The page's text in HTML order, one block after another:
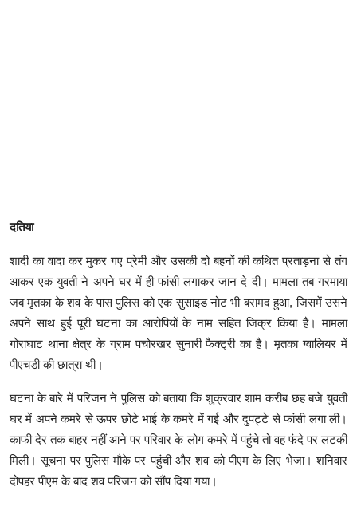
दतिया
शादी का वादा कर मुकर गए प्रेमी और उसकी दो बहनों की कथित प्रताड़ना से तंग
आकर एक युवती ने अपने घर में ही फांसी लगाकर जान दे दी। मामला तब गरमाया
जब मृतका के शव के पास पुलिस को एक सुसाइड नोट भी बरामद हुआ, जिसमें उसने
अपने साथ हुई पूरी घटना का आरोपियों के नाम सहित जिक्र किया है। मामला
गोराघाट थाना क्षेत्र के ग्राम पचोरखर सुनारी फैक्ट्री का है। मृतका ग्वालियर में
पीएचडी की छात्रा थी।
घटना के बारे में परिजन ने पुलिस को बताया कि शुक्रवार शाम करीब छह बजे युवती
घर में अपने कमरे से ऊपर छोटे भाई के कमरे में गई और दुपट्टे से फांसी लगा ली।
काफी देर तक बाहर नहीं आने पर परिवार के लोग कमरे में पहुंचे तो वह फंदे पर लटकी
मिली। सूचना पर पुलिस मौके पर पहुंची और शव को पीएम के लिए भेजा। शनिवार
दोपहर पीएम के बाद शव परिजन को सौंप दिया गया।